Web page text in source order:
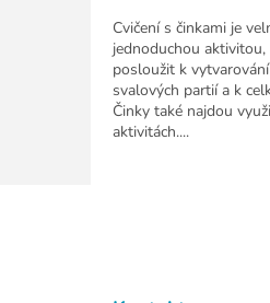
Cvičení s činkami je
jednoduchou
posloužit k
svalových partií a k
Činky také najdou
aktivitách....